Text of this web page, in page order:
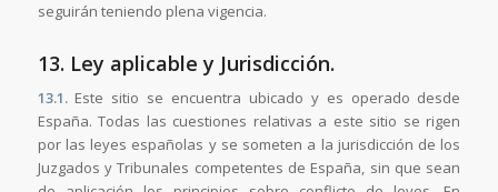
seguirán teniendo plena vigencia.
13. Ley aplicable y Jurisdicción.
13.1.Este sitio se encuentra ubicado y es operado desde
España. Todas las cuestiones relativas a este sitio se rigen
por las leyes españolas y se someten a la jurisdicción de los
Juzgados y Tribunales competentes de España, sin que sean